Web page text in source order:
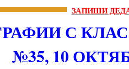
ЗАПИШИ
С
№35, 10